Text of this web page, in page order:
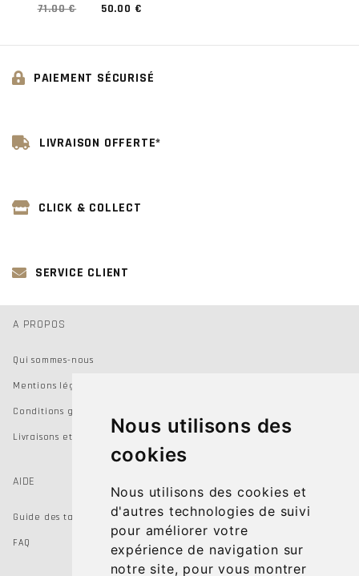
Nous utilisons des
cookies
Nous utilisons des cookies et
d'autres technologies de suivi
pour améliorer votre
expérience de navigation sur
notre site, pour vous montrer
71.00 €
50.00 €
PAIEMENT SÉCURISÉ
LIVRAISON OFFERTE*
CLICK & COLLECT
SERVICE CLIENT
A PROPOS
Qui sommes-nous
Mentions légales
Conditions générales de vente
Livraisons et Retours
AIDE
Guide des tailles
FAQ